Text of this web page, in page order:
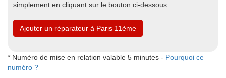
simplement en cliquant sur le bouton ci-dessous.
Ajouter un réparateur à Paris 11ème
* Numéro de mise en relation valable 5 minutes - Pourquoi ce
numéro ?